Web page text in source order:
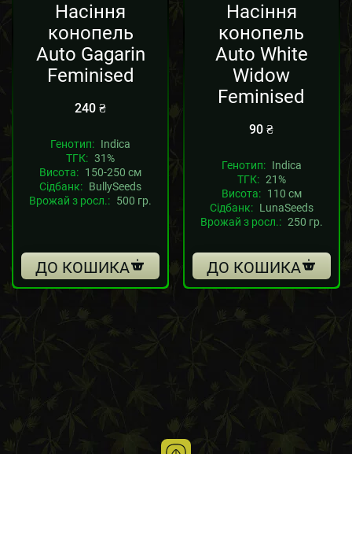
Насіння
конопель
Auto Gagarin
Feminised
240₴
Генотип: Indica
ТГК: 31%
Висота: 150-250 см
Сідбанк: BullySeeds
Врожай з росл.: 500 гр.
ДО КОШИКА
Насіння
конопель
Auto White
Widow
Feminised
90₴
Генотип: Indica
ТГК: 21%
Висота: 110 см
Сідбанк: LunaSeeds
Врожай з росл.: 250 гр.
ДО КОШИКА